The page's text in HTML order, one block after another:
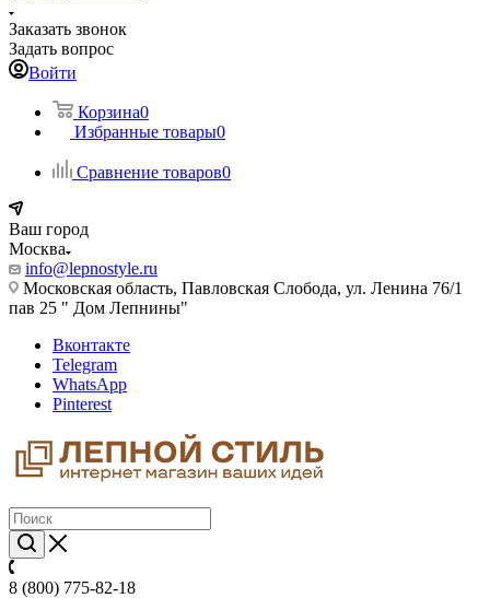
Заказать звонок
Задать вопрос
Войти
Корзина0
Избранные товары0
Сравнение товаров0
Ваш город
Москва
info@lepnostyle.ru
Московская область, Павловская Слобода, ул. Ленина 76/1
пав 25 " Дом Лепнины"
Вконтакте
Telegram
WhatsApp
Pinterest
8 (800) 775-82-18